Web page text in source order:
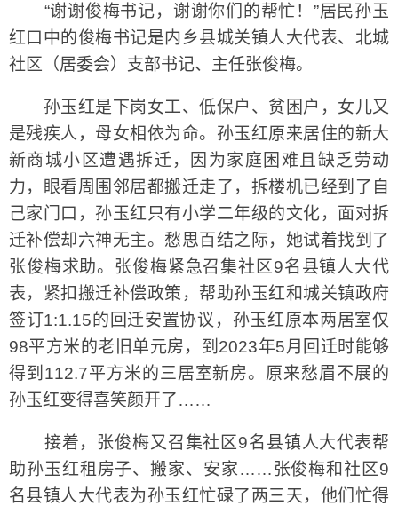
“谢谢俊梅书记，谢谢你们的帮忙！”居民孙玉
红口中的俊梅书记是内乡县城关镇人大代表、北城
社区（居委会）支部书记、主任张俊梅。
孙玉红是下岗女工、低保户、贫困户，女儿又
是残疾人，母女相依为命。孙玉红原来居住的新大
新商城小区遭遇拆迁，因为家庭困难且缺乏劳动
力，眼看周围邻居都搬迁走了，拆楼机已经到了自
己家门口，孙玉红只有小学二年级的文化，面对拆
迁补偿却六神无主。愁思百结之际，她试着找到了
张俊梅求助。张俊梅紧急召集社区9名县镇人大代
表，紧扣搬迁补偿政策，帮助孙玉红和城关镇政府
签订1:1.15的回迁安置协议，孙玉红原本两居室仅
98平方米的老旧单元房，到2023年5月回迁时能够
得到112.7平方米的三居室新房。原来愁眉不展的
孙玉红变得喜笑颜开了……
接着，张俊梅又召集社区9名县镇人大代表帮
助孙玉红租房子、搬家、安家……张俊梅和社区9
名县镇人大代表为孙玉红忙碌了两三天，他们忙得